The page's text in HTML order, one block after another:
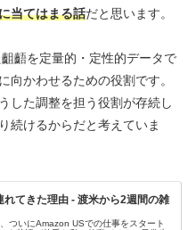
当てはまる話だと思います。
齬を定量的・定性的データで
向かわせるための役割です。
した調整を担う役割が存続し
続けるからだと考えていま
れてきた理由 - 渡米から2週間の雑
ついにAmazon USでの仕事をスタート